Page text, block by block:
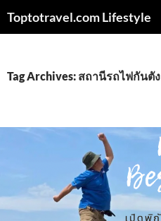
Toptotravel.com Lifestyle
Tag Archives: สถานีรถไฟกันตัง